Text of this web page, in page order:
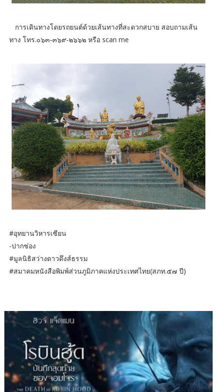
การเดินทางโดยรถยนต์ด้วยเส้นทางที่สะดวกสบาย สอบถามเส้น
ทาง โทร.๐๖๓-๓๖๙-๒๖๖๒ หรือ scan me
#อุทยานวิหารเซียน
-ปากช่อง
#มูลนิธิสว่างดาวดึงส์ธรรม
#สมาคมหนังสือพิมพ์ส่วนภูมิภาคแห่งประเทศไทย(สภท.๕๗ ปี)